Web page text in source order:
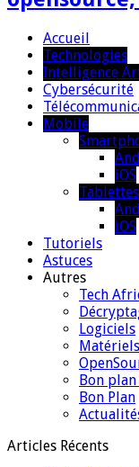
Accueil
Technologies
Intelligence
Cybersécurité
Mobile
iOS
Tablettes
iOS
Tutoriels
Astuces
Autres
Tech
Logiciels
Matériels
Bon plan
Bon Plan
Articles Récents